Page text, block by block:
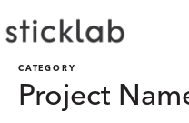
CATEGORY
Project